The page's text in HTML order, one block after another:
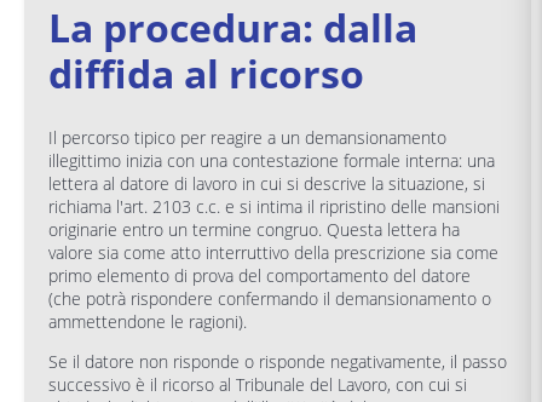
La procedura: dalla
diffida al ricorso
Il percorso tipico per reagire a un demansionamento
illegittimo inizia con una contestazione formale interna: una
lettera al datore di lavoro in cui si descrive la situazione, si
richiama l'art. 2103 c.c. e si intima il ripristino delle mansioni
originarie entro un termine congruo. Questa lettera ha
valore sia come atto interruttivo della prescrizione sia come
primo elemento di prova del comportamento del datore
(che potrà rispondere confermando il demansionamento o
ammettendone le ragioni).
Se il datore non risponde o risponde negativamente, il passo
successivo è il ricorso al Tribunale del Lavoro, con cui si